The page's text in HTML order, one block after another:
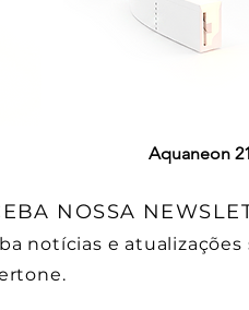
Visualização
Aquaneon
NOSSA
notícias e atualizações